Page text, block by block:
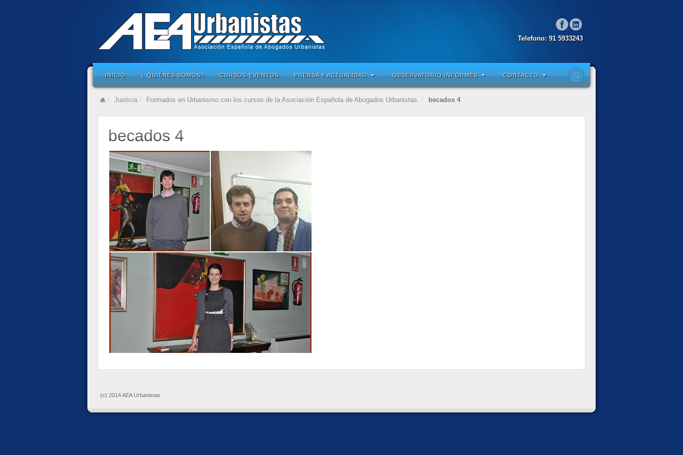
Telefono: 91 5933243
INICIO ¿ QUIÉNES SOMOS? CURSOS-EVENTOS PRENSA Y ACTUALIDAD OBSERVATORIO INFORMES CONTACTO
Justicia Formados en Urbanismo con los cursos de la Asociación Española de Abogados Urbanistas. becados 4
becados 4
(c) 2014 AEA Urbanistas